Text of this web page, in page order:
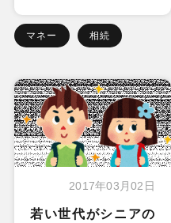
マネー 相続
2017年03月02日
若い世代がシニアの